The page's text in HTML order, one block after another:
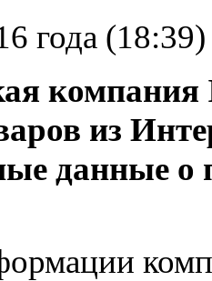
года (18:39)
компания
из
данные о